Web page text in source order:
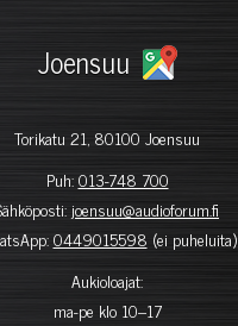
Joensuu
Torikatu 21, 80100 Joensuu
Puh:013-748 700
joensuu@audioforum.fi
0449015598 (ei puheluita)
Aukioloajat:
ma-pe klo 10–17